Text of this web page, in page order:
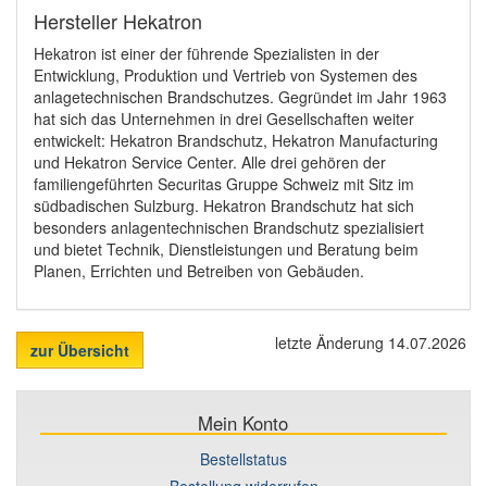
Hersteller Hekatron
Hekatron ist einer der führende Spezialisten in der
Entwicklung, Produktion und Vertrieb von Systemen des
anlagetechnischen Brandschutzes. Gegründet im Jahr 1963
hat sich das Unternehmen in drei Gesellschaften weiter
entwickelt: Hekatron Brandschutz, Hekatron Manufacturing
und Hekatron Service Center. Alle drei gehören der
familiengeführten Securitas Gruppe Schweiz mit Sitz im
südbadischen Sulzburg. Hekatron Brandschutz hat sich
besonders anlagentechnischen Brandschutz spezialisiert
und bietet Technik, Dienstleistungen und Beratung beim
Planen, Errichten und Betreiben von Gebäuden.
zur Übersicht letzte Änderung 14.07.2026
Mein Konto
Bestellstatus